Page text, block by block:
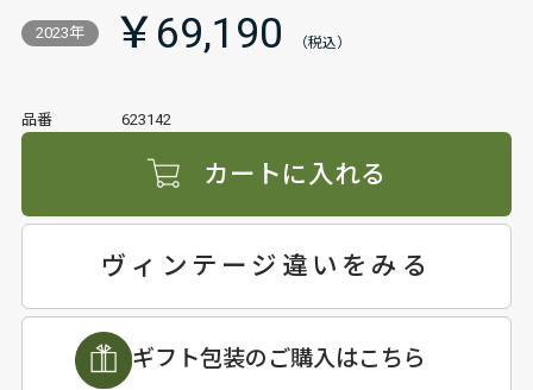
2023年 ￥69,190
品番 623142
カートに入れる
ヴィンテージ違いをみる
ギフト包装のご購入はこちら